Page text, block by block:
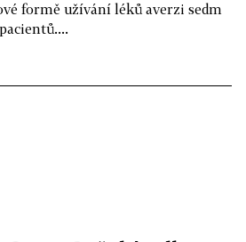
formě užívání léků averzi sedm